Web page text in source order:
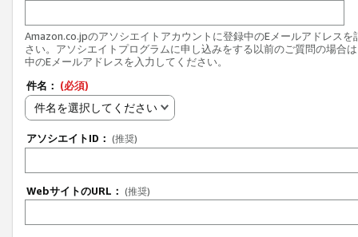
Amazon.co.jpのアソシエイトアカウントに登録中のEメールアドレスを
さい。アソシエイトプログラムに申し込みをする以前のご質問の場合
中のEメールアドレスを入力してください。
件名： (必須)
件名を選択してください
アソシエイトID： (推奨)
WebサイトのURL： (推奨)